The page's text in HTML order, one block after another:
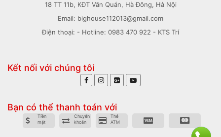
18 TT 11b, KĐT Văn Quán, Hà Đông, Hà Nội
Email: bighouse112013@gmail.com
Điện thoại: - Hotline: 0983 470 922 - KTS Trí
Kết nối với chúng tôi
Bạn có thể thanh toán với
Tiền
mặt
Chuyển
khoản
Thẻ
ATM